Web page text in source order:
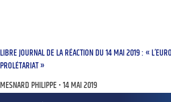
LIBRE JOURNAL DE LA RÉACTION DU 14 MAI 2019 : «
PROLÉTARIAT »
MESNARD PHILIPPE 14 MAI 2019